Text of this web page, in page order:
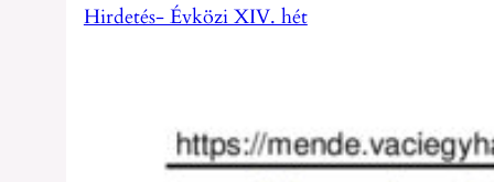
Hirdetés- Évközi XIV. hét